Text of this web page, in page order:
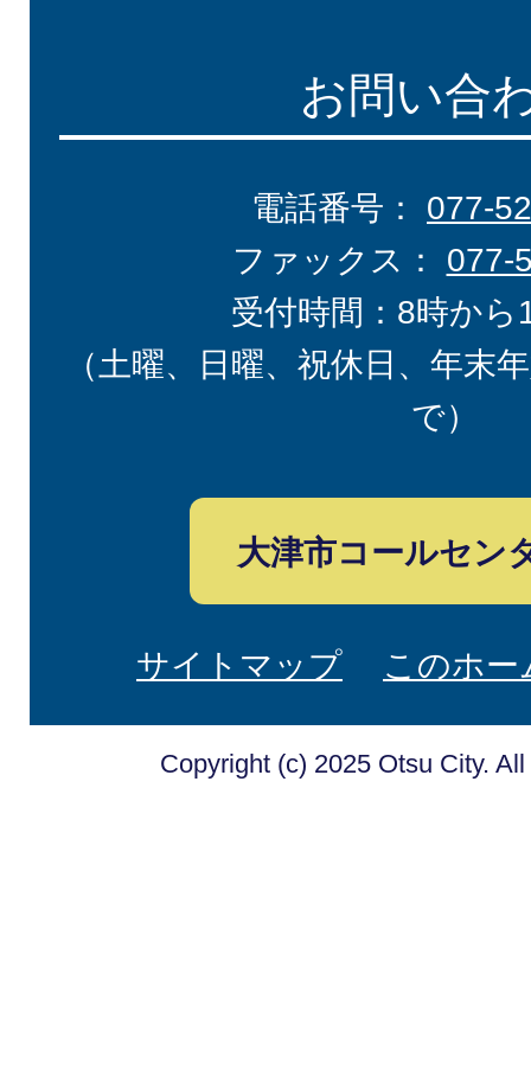
お問い合
電話番号： 077-
ファックス： 077-
受付時間：8時から
（土曜、日曜、祝休日、年末
で）
大津市コールセン
サイトマップ このホ
Copyright (c) 2025 Otsu City.